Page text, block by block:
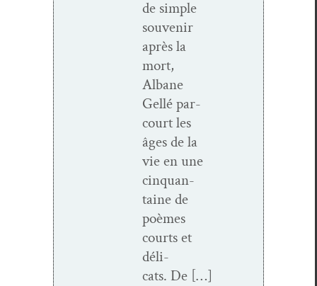
de sim­ple
sou­venir
après la
mort,
Albane
Gel­lé par­
court les
âges de la
vie en une
cinquan­
taine de
poèmes
courts et
déli­
cats. De […]